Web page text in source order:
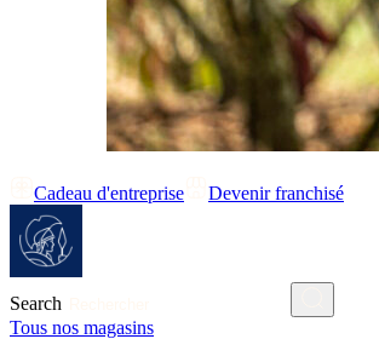
Cadeau d'entreprise Devenir franchisé
Search
Tous nos magasins